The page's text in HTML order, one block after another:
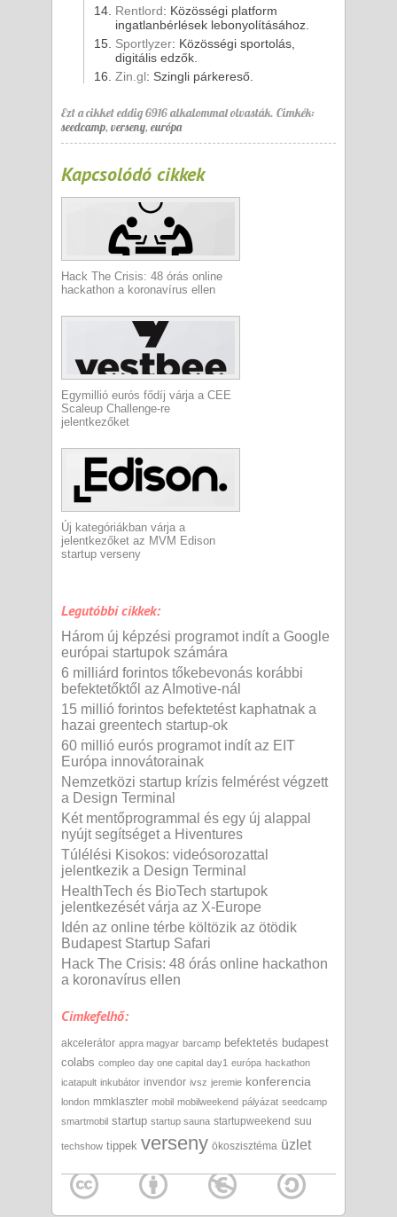
Rentlord: Közösségi platform
ingatlanbérlések lebonyolításához.
Sportlyzer: Közösségi sportolás,
digitális edzők.
Zin.gl: Szingli párkereső.
Ezt a cikket eddig 6916 alkalommal olvasták. Cimkék:
seedcamp, verseny, európa
Kapcsolódó cikkek
Hack The Crisis: 48 órás online
hackathon a koronavírus ellen
Egymillió eurós fődíj várja a CEE
Scaleup Challenge-re
jelentkezőket
Új kategóriákban várja a
jelentkezőket az MVM Edison
startup verseny
Legutóbbi cikkek:
Három új képzési programot indít a Google
európai startupok számára
6 milliárd forintos tőkebevonás korábbi
befektetőktől az AImotive-nál
15 millió forintos befektetést kaphatnak a
hazai greentech startup-ok
60 millió eurós programot indít az EIT
Európa innovátorainak
Nemzetközi startup krízis felmérést végzett
a Design Terminal
Két mentőprogrammal és egy új alappal
nyújt segítséget a Hiventures
Túlélési Kisokos: videósorozattal
jelentkezik a Design Terminal
HealthTech és BioTech startupok
jelentkezését várja az X-Europe
Idén az online térbe költözik az ötödik
Budapest Startup Safari
Hack The Crisis: 48 órás online hackathon
a koronavírus ellen
Cimkefelhő:
akcelerátor appra magyar barcamp befektetés budapest
colabs compleo day one capital day1 európa hackathon
icatapult inkubátor invendor ivsz jeremie konferencia
london mmklaszter mobil mobilweekend pályázat seedcamp
smartmobil startup startup sauna startupweekend suu
techshow tippek verseny ökoszisztéma üzlet